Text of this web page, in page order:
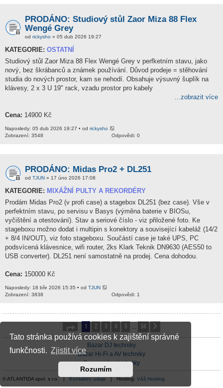
Tato stránka používá cookies k zajištění správné
funkčnosti. Zjistit více
Rozumím
PRODÁNO: Studiový stůl Zaor Miza 88 Flex
Wengé Grey
od rickysho » 05 dub 2026 19:27
KATEGORIE: OSTATNÍ
Studiový stůl Zaor Miza 88 Flex Wengé Grey v perfketním stavu, jako
nový, bez škrábanců a známek používání. Důvod prodeje = stěhování
studia do nových prostor, kam se nehodí. Obsahuje výsuvný šuplík na
klávesy, 2 x 3 U 19" rack, vzadu prostor pro kabely
...zobrazit více
Cena: 14900 Kč
Naposledy: 05 dub 2026 19:27 • od rickysho
Odpovědi: 0
Zobrazení: 3548
PRODÁNO: Midas Pro2 + DL251
od TJUN » 17 úno 2026 17:08
KATEGORIE: MIXÁŽNÍ PULTY A REKORDÉRY
Prodám Midas Pro2 (v profi case) a stagebox DL251 (bez case). Vše v
perfektním stavu, po servisu v Basys (výměna baterie v BIOSu,
vyčištění a otestování). Stav a seriové číslo - viz přiložené foto. Ke
stageboxu možno dodat i multipin s konektory a související kabeláž (14/2
+ 8/4 IN/OUT), viz foto stageboxu. Součástí case je také UPS, PC
podsvícená klávesnice, wifi router, 2ks Klark Teknik DN9630 (AES50 to
USB converter). DL251 není samostatně na prodej. Cena dohodou.
Cena: 150000 Kč
Naposledy: 18 bře 2026 15:35 • od TJUN
Odpovědi: 1
Zobrazení: 3838
Stránka 1z 54
1 2 3 4 54
Bazar DJ techniky
Bazar Hi-Fi a AV techniky
Bazar video techniky
© ATLANTIDA spol. s r.o. |Kontaktní údaje| Hosting: Váš Hosting